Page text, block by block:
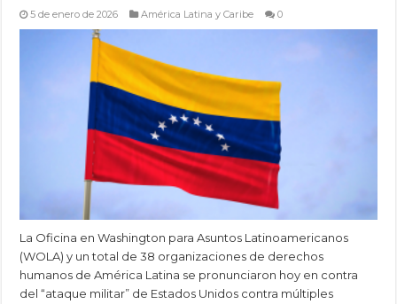
5 de enero de 2026 América Latina y Caribe 0
La Oficina en Washington para Asuntos Latinoamericanos
(WOLA) y un total de 38 organizaciones de derechos
humanos de América Latina se pronunciaron hoy en contra
del “ataque militar” de Estados Unidos contra múltiples